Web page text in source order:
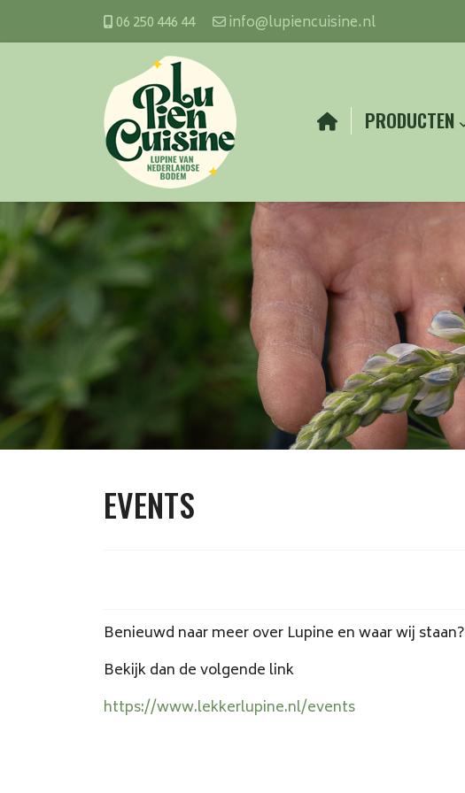
06 250 446 44 info@lupiencuisine.nl
PRODUCTEN
EVENTS
Benieuwd naar meer over Lupine en waar wij staan?
Bekijk dan de volgende link
https://www.lekkerlupine.nl/events